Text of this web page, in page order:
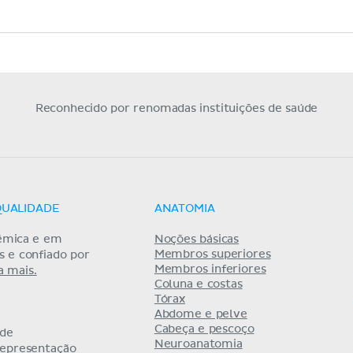
Reconhecido por renomadas instituições de saúde
e em
e confiado por
mais.
ANATOMIA
Noções básicas
Membros superiores
Membros inferiores
Coluna e costas
Tórax
Abdome e pelve
Cabeça e pescoço
Neuroanatomia